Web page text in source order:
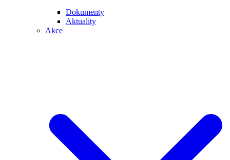
Dokumenty
Aktuality
Akce